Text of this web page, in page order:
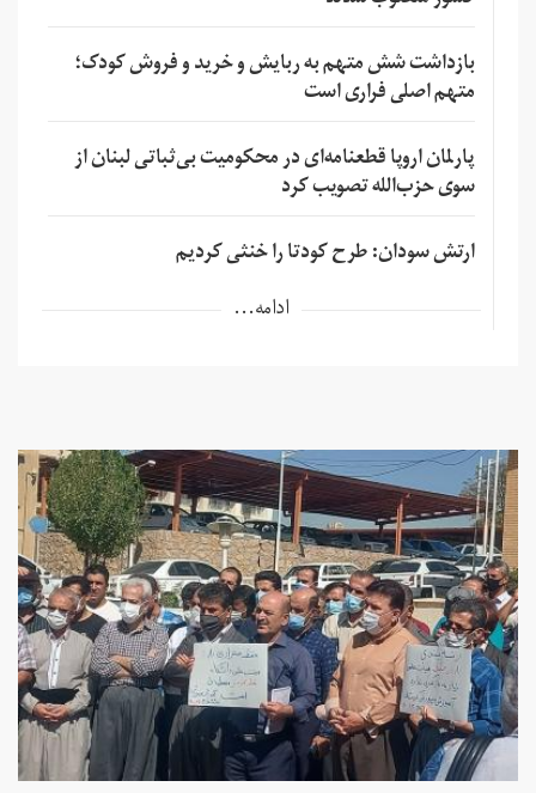
بازداشت شش متهم به ربایش و خرید و فروش کودک؛
متهم اصلی فراری است
پارلمان اروپا قطعنامه‌ای در محکومیت بی‌ثباتی لبنان از
سوی حزب‌الله تصویب کرد
ارتش سودان: طرح کودتا را خنثی کردیم
ادامه...